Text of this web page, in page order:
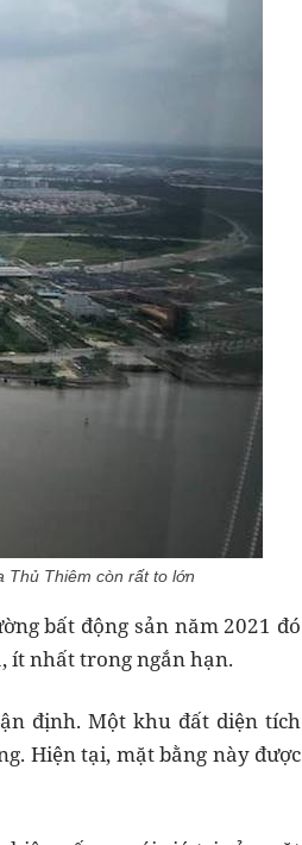
Thủ Thiêm còn rất to lớn
bất động sản năm 2021 đó
ít nhất trong ngắn hạn.
định. Một khu đất diện tích
Hiện tại, mặt bằng này được